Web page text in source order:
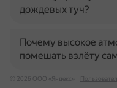
дождевых туч?
Почему высокое
помешать взлёту
© 2026 ООО «Яндекс»